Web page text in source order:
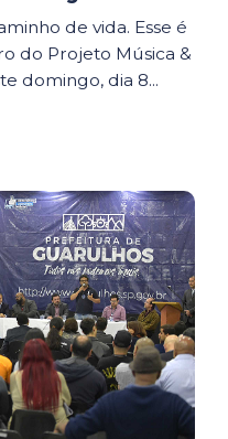
de vida. Esse é
do Projeto Música &
domingo, dia 8...